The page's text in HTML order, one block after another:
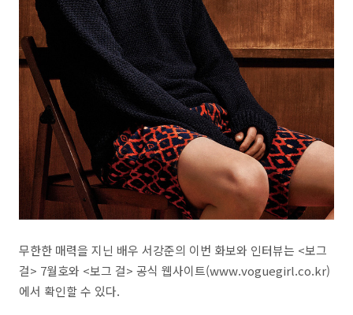
무한한 매력을 지닌 배우 서강준의 이번 화보와 인터뷰는 <보그
걸> 7월호와 <보그 걸> 공식 웹사이트(www.voguegirl.co.kr)
에서 확인할 수 있다.